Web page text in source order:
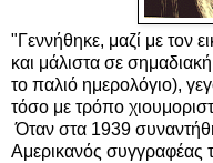
"Γεννήθηκε, μαζί με τον
και μάλιστα σε
το παλιό ημερολόγιο),
τόσο με τρόπο
Όταν στα 1939
Αμερικανός συγγραφέας